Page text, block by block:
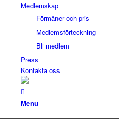
Medlemskap
Förmåner och pris
Medlemsförteckning
Bli medlem
Press
Kontakta oss
Menu